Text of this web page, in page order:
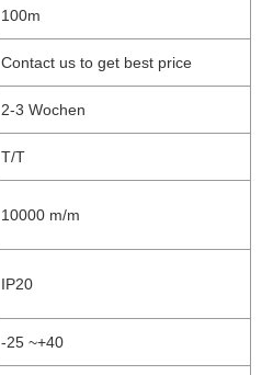
100m
Contact us to get best price
2-3 Wochen
T/T
10000 m/m
IP20
-25 ~+40